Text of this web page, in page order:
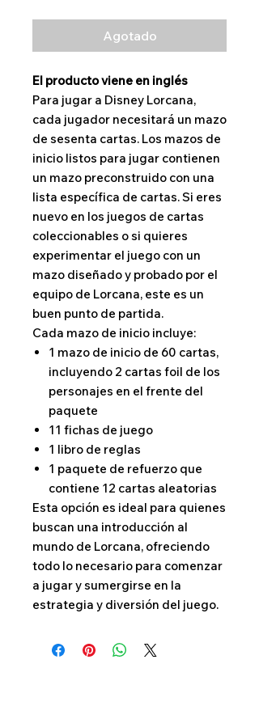
Agotado
El producto viene en inglés
Para jugar a Disney Lorcana,
cada jugador necesitará un mazo
de sesenta cartas. Los mazos de
inicio listos para jugar contienen
un mazo preconstruido con una
lista específica de cartas. Si eres
nuevo en los juegos de cartas
coleccionables o si quieres
experimentar el juego con un
mazo diseñado y probado por el
equipo de Lorcana, este es un
buen punto de partida.
Cada mazo de inicio incluye:
1 mazo de inicio de 60 cartas,
incluyendo 2 cartas foil de los
personajes en el frente del
paquete
11 fichas de juego
1 libro de reglas
1 paquete de refuerzo que
contiene 12 cartas aleatorias
Esta opción es ideal para quienes
buscan una introducción al
mundo de Lorcana, ofreciendo
todo lo necesario para comenzar
a jugar y sumergirse en la
estrategia y diversión del juego.